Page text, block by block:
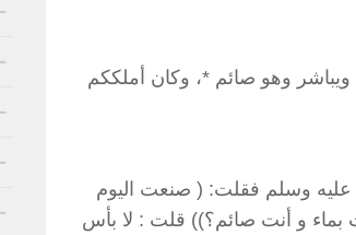
وهو صائم *، وكان أملككم
عليه وسلم فقلت: ( صنعت اليوم
بماء و أنت صائم؟)) قلت : لا بأس